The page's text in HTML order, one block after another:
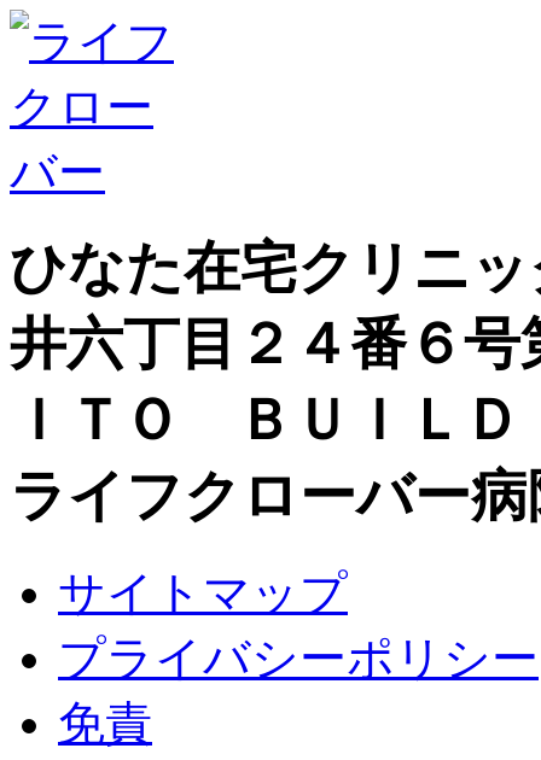
ひなた在宅クリニ
井六丁目２４番６
ＩＴＯ ＢＵＩＬ
ライフクローバー
サイトマップ
プライバシーポリシー
免責